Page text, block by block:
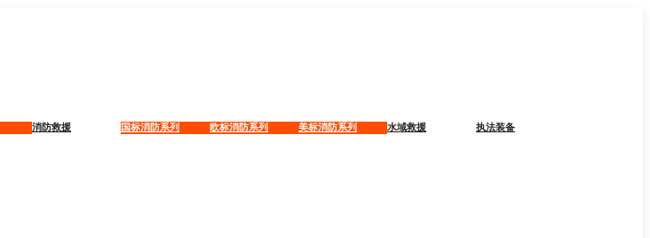
消防救援 国标消防系列 欧标消防系列 美标消防系列 水域救援
执法装备